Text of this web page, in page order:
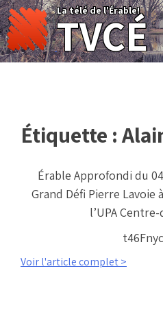
Skip
to
content
La télé de l'Érable!
TVCÉ
Étiquette :
Érable Approfondi du
Grand Défi Pierre Lavoie
l’UPA
Voir l'article complet >